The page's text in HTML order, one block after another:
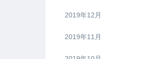
2019年12月
2019年11月